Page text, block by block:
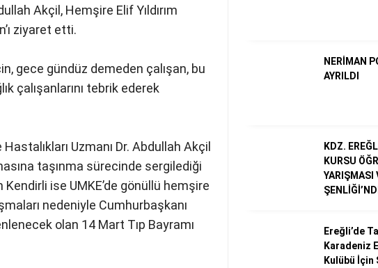
Akçil, Hemşire Elif Yıldırım
ziyaret etti.
gece gündüz demeden çalışan, bu
çalışanlarını tebrik ederek
Uzmanı Dr. Abdullah Akçil
taşınma sürecinde sergilediği
Kendirli ise UMKE’de gönüllü hemşire
nedeniyle Cumhurbaşkanı
olan 14 Mart Tıp Bayramı
NERİMAN
AYRILDI
KDZ.
KURSU
YARIŞMASI
Ereğli’de
Karadeniz
Kulübü İçin